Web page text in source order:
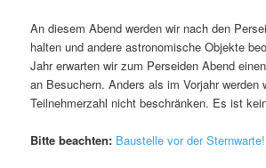
An diesem Abend werden wir nach den
halten und andere astronomische Objekte
Jahr erwarten wir zum Perseiden Abend
an Besuchern. Anders als im Vorjahr werden
Teilnehmerzahl nicht beschränken. Es ist
Bitte beachten: Baustelle vor der Sternwarte!